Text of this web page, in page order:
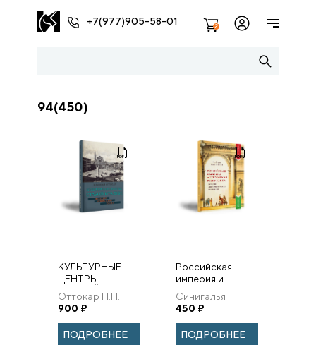
+7(977)905-58-01 2
94(450)
КУЛЬТУРНЫЕ
ЦЕНТРЫ
СТАРОЙ
ИТАЛИИ:
ВЕНЕЦИЯ,
ФЛОРЕНЦИЯ,
СИЕНА
Оттокар Н.П.
900 ₽
ПОДРОБНЕЕ
Российская
империя и
Генуэзская
республика:
история
дипломатических
отношений.
Синигалья
Роберто
450 ₽
ПОДРОБНЕЕ